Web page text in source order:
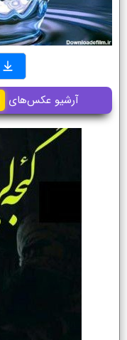
آرشیو عکس‌های